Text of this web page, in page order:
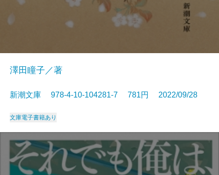
澤田瞳子／著
新潮文庫 978-4-10-104281-7 781円 2022/09/28
文庫電子書籍あり